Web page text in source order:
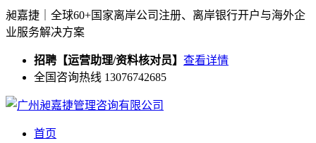
昶嘉捷｜全球60+国家离岸公司注册、离岸银行开户与海外企
业服务解决方案
招聘【运营助理/资料核对员】 查看详情
全国咨询热线 13076742685
首页